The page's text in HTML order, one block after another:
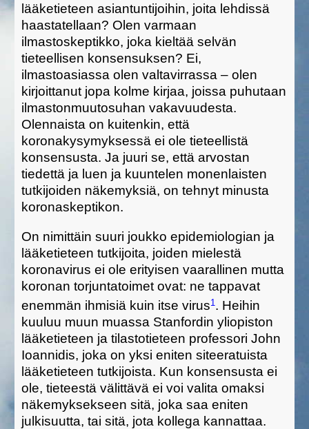
lääketieteen asiantuntijoihin, joita lehdissä
haastatellaan? Olen varmaan
ilmastoskeptikko, joka kieltää selvän
tieteellisen konsensuksen? Ei,
ilmastoasiassa olen valtavirrassa – olen
kirjoittanut jopa kolme kirjaa, joissa puhutaan
ilmastonmuutosuhan vakavuudesta.
Olennaista on kuitenkin, että
koronakysymyksessä ei ole tieteellistä
konsensusta. Ja juuri se, että arvostan
tiedettä ja luen ja kuuntelen monenlaisten
tutkijoiden näkemyksiä, on tehnyt minusta
koronaskeptikon.
On nimittäin suuri joukko epidemiologian ja
lääketieteen tutkijoita, joiden mielestä
koronavirus ei ole erityisen vaarallinen mutta
koronan torjuntatoimet ovat: ne tappavat
enemmän ihmisiä kuin itse virus1. Heihin
kuuluu muun muassa Stanfordin yliopiston
lääketieteen ja tilastotieteen professori John
Ioannidis, joka on yksi eniten siteeratuista
lääketieteen tutkijoista. Kun konsensusta ei
ole, tieteestä välittävä ei voi valita omaksi
näkemyksekseen sitä, joka saa eniten
julkisuutta, tai sitä, jota kollega kannattaa.